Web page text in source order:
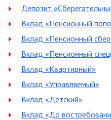
Депозит
Вклад «Пенсионный
Вклад «Пенсионный
Вклад «Пенсионный
Вклад «Квартирный»
Вклад «Управляемый»
Вклад «Детский»
Вклад «До